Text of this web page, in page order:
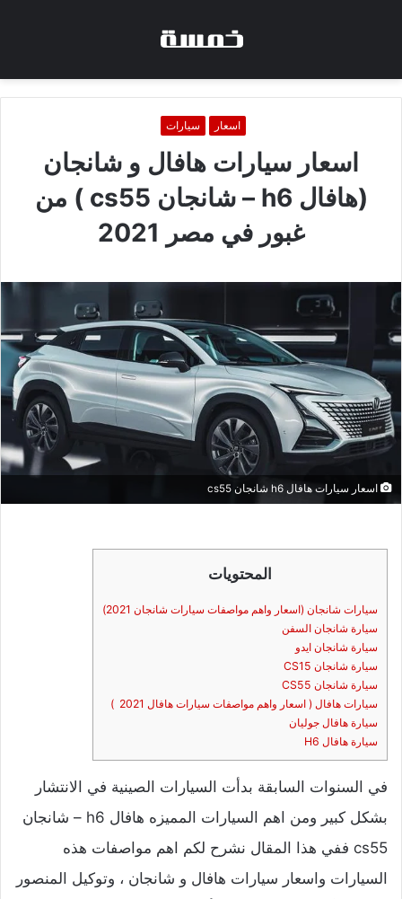
اسعار سيارات
اسعار سيارات هافال و شانجان
(هافال h6 – شانجان cs55 ) من
غبور في مصر 2021
اسعار سيارات هافال h6 شانجان cs55
المحتويات
سيارات شانجان (اسعار واهم مواصفات سيارات شانجان 2021)
سيارة شانجان السفن
سيارة شانجان ايدو
سيارة شانجان CS15
سيارة شانجان CS55
سيارات هافال ( اسعار واهم مواصفات سيارات هافال 2021 )
سيارة هافال جوليان
سيارة هافال H6
في السنوات السابقة بدأت السيارات الصينية في الانتشار
بشكل كبير ومن اهم السيارات المميزه هافال h6 – شانجان
cs55 ففي هذا المقال نشرح لكم اهم مواصفات هذه
السيارات واسعار سيارات هافال و شانجان ، وتوكيل المنصور